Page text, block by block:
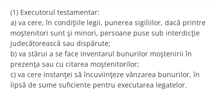
(1) Executorul testamentar:
a) va cere, în condiţiile legii, punerea sigiliilor, dacă printre
moştenitori sunt şi minori, persoane puse sub interdicţie
judecătorească sau dispărute;
b) va stărui a se face inventarul bunurilor moştenirii în
prezenţa sau cu citarea moştenitorilor;
c) va cere instanţei să încuviinţeze vânzarea bunurilor, în
lipsă de sume suficiente pentru executarea legatelor.